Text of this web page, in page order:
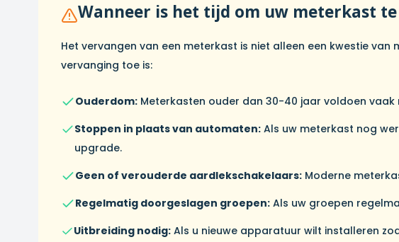
Wanneer is het tijd om uw meterkast
Het vervangen van een meterkast is niet alleen een kwestie
vervanging toe is:
Ouderdom: Meterkasten ouder dan 30-40 jaar voldoen
Stoppen in plaats van automaten: Als uw meterkast nog
upgrade.
Geen of verouderde aardlekschakelaars: Moderne
Regelmatig doorgeslagen groepen: Als uw groepen
Uitbreiding nodig:Als u nieuwe apparatuur wilt installeren